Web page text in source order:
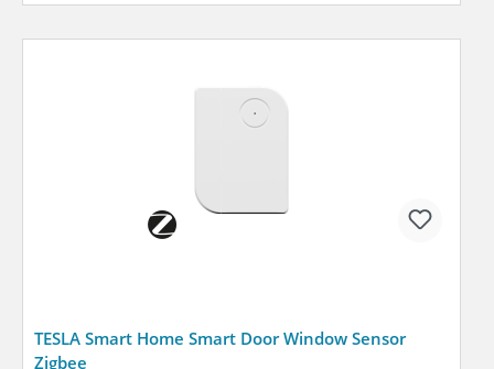
TESLA Smart Home Smart Door Window Sensor
Zigbee